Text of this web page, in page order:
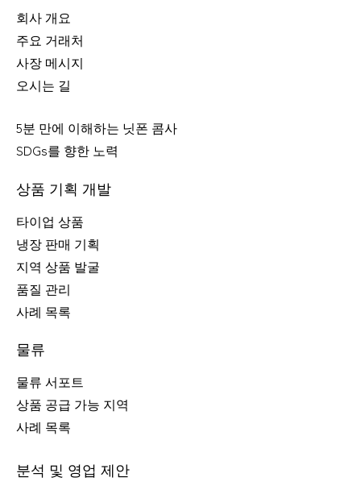
회사 개요
주요 거래처
사장 메시지
오시는 길
5분 만에 이해하는 닛폰 콤사
SDGs를 향한 노력
상품 기획 개발
타이업 상품
냉장 판매 기획
지역 상품 발굴
품질 관리
사례 목록
물류
물류 서포트
상품 공급 가능 지역
사례 목록
분석 및 영업 제안